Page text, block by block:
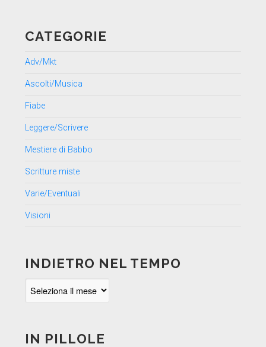
CATEGORIE
Adv/Mkt
Ascolti/Musica
Fiabe
Leggere/Scrivere
Mestiere di Babbo
Scritture miste
Varie/Eventuali
Visioni
INDIETRO NEL TEMPO
IN PILLOLE